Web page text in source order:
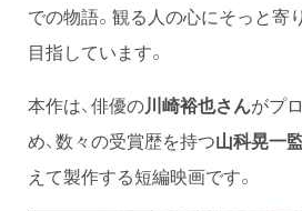
での物語。観る人の心にそっと寄
目指しています。
本作は、俳優の川崎裕也さんがプ
め、数々の受賞歴を持つ山科晃一
えて製作する短編映画です。